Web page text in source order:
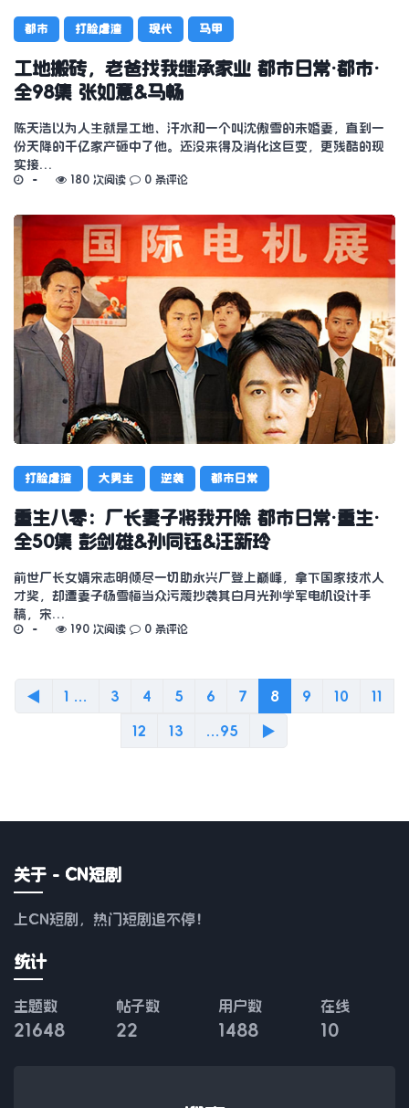
都市 打脸虐渣 现代 马甲
工地搬砖，老爸找我继承家业 都市日常·都市·
全98集 张如意&马畅
陈天浩以为人生就是工地、汗水和一个叫沈傲雪的未婚妻，直到一
份天降的千亿家产砸中了他。还没来得及消化这巨变，更残酷的现
实接…
180 次阅读 0 条评论
打脸虐渣 大男主 逆袭 都市日常
重生八零：厂长妻子将我开除 都市日常·重生·
全50集 彭剑雄&孙同钰&汪新玲
前世厂长女婿宋志明倾尽一切助永兴厂登上巅峰，拿下国家技术人
才奖，却遭妻子杨雪梅当众污蔑抄袭其白月光孙学军电机设计手
稿，宋…
190 次阅读 0 条评论
◀ 1 ... 3 4 5 6 7 8 9 10 11
12 13 ...95 ▶
关于 - CN短剧
上CN短剧，热门短剧追不停！
统计
主题数
21648
帖子数
22
用户数
1488
在线
10